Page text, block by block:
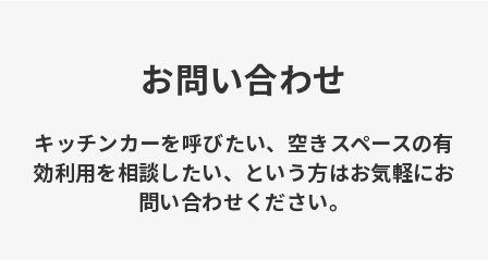
お問い合わせ
キッチンカーを呼びたい、空きスペースの有
効利用を相談したい、という方はお気軽にお
問い合わせください。